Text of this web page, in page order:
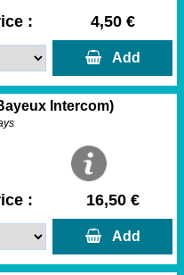
: 4,50 €
Add
Intercom)
: 16,50 €
Add